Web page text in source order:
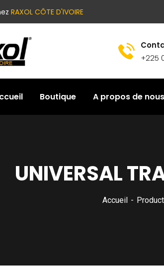
RAXOL CÔTE D'IVOIRE
+225
Boutique A propos de nous
UNIVERSAL
Accueil